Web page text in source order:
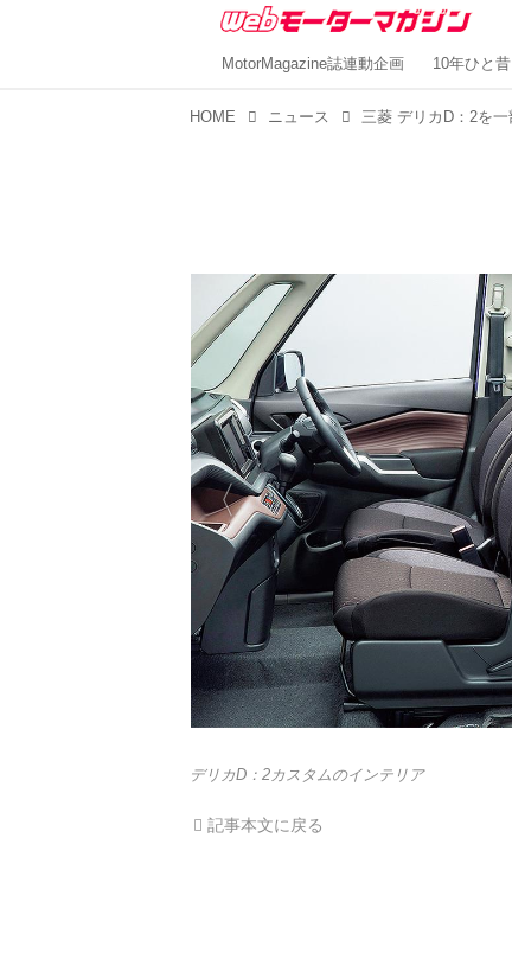
MotorMagazine誌連動企画 10年ひと昔
HOME ニュース
デリカD：2カスタムのインテリア
記事本文に戻る